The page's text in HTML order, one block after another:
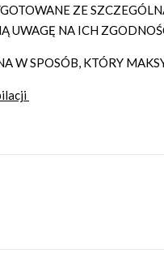
ZE
UWAGĘ NA ICH
W SPOSÓB, KTÓRY